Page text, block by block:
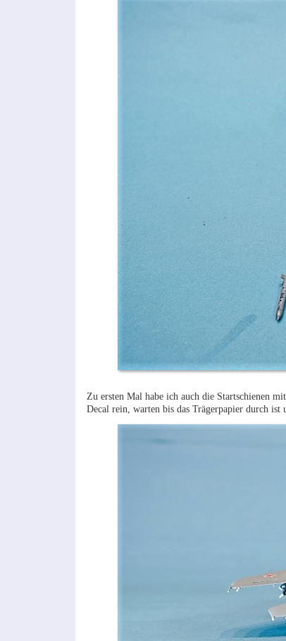
Zu ersten Mal habe ich auch die Startschienen
Decal rein, warten bis das Trägerpapier durch ist